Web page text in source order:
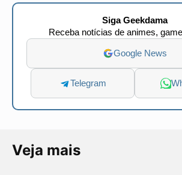
Siga Geekdama
Receba notícias de animes,
Google News
Telegram
Veja mais